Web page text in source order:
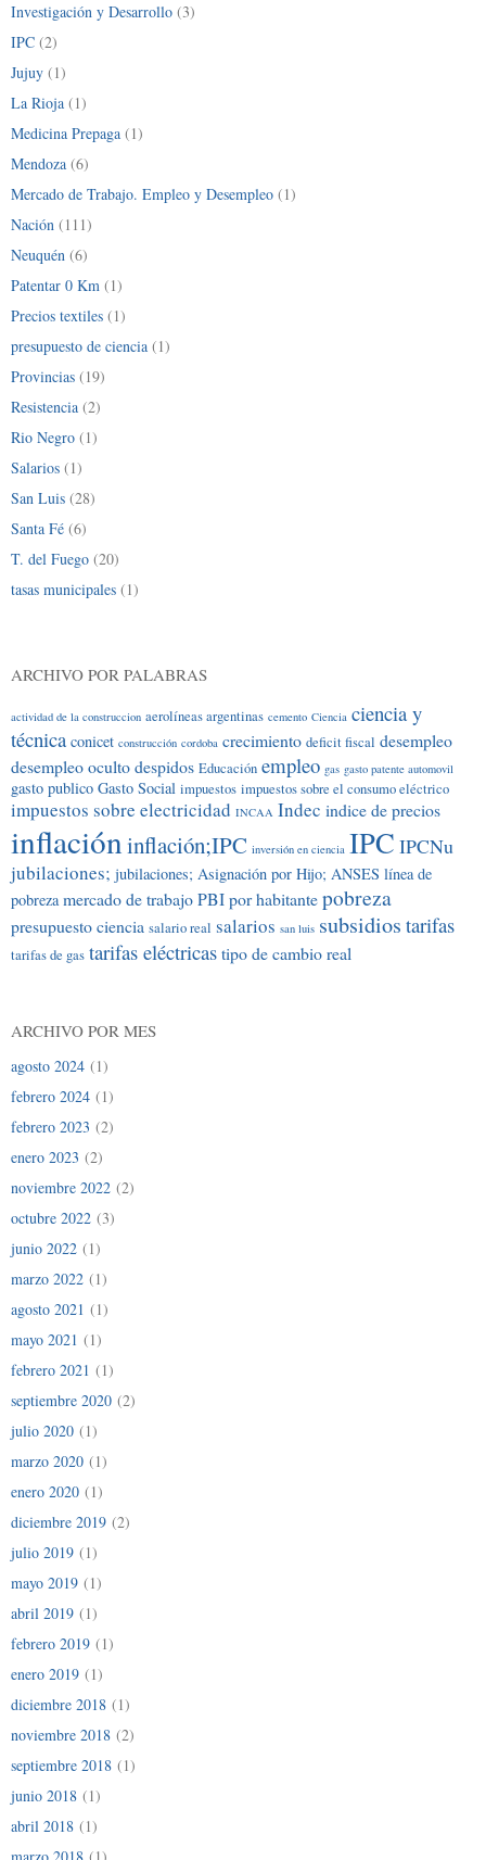
Investigación y Desarrollo (3)
IPC (2)
Jujuy (1)
La Rioja (1)
Medicina Prepaga (1)
Mendoza (6)
Mercado de Trabajo. Empleo y Desempleo (1)
Nación (111)
Neuquén (6)
Patentar 0 Km (1)
Precios textiles (1)
presupuesto de ciencia (1)
Provincias (19)
Resistencia (2)
Rio Negro (1)
Salarios (1)
San Luis (28)
Santa Fé (6)
T. del Fuego (20)
tasas municipales (1)
ARCHIVO POR PALABRAS
actividad de la construccion aerolíneas argentinas cemento Ciencia ciencia y
técnica conicet construcción cordoba crecimiento deficit fiscal desempleo
desempleo ocultodespidos Educación empleo gas gasto patente automovil
gasto publico Gasto Social impuestos impuestos sobre el consumo eléctrico
impuestos sobre electricidad INCAA Indec indice de precios
inflacióninflación;IPC inversión en ciencia IPC IPCNu
jubilaciones; jubilaciones; Asignación por Hijo; ANSES línea de
pobreza mercado de trabajoPBI por habitantepobreza
presupuesto ciencia salario real salarios san luis subsidios tarifas
tarifas de gas tarifas eléctricastipo de cambio real
ARCHIVO POR MES
agosto 2024 (1)
febrero 2024 (1)
febrero 2023 (2)
enero 2023 (2)
noviembre 2022 (2)
octubre 2022 (3)
junio 2022 (1)
marzo 2022 (1)
agosto 2021 (1)
mayo 2021 (1)
febrero 2021 (1)
septiembre 2020 (2)
julio 2020 (1)
marzo 2020 (1)
enero 2020 (1)
diciembre 2019 (2)
julio 2019 (1)
mayo 2019 (1)
abril 2019 (1)
febrero 2019 (1)
enero 2019 (1)
diciembre 2018 (1)
noviembre 2018 (2)
septiembre 2018 (1)
junio 2018 (1)
abril 2018 (1)